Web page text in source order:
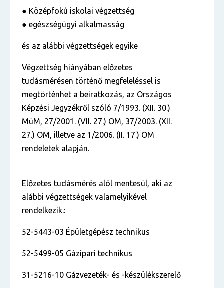
● Középfokú iskolai végzettség
● egészségügyi alkalmasság
és az alábbi végzettségek egyike
Végzettség hiányában előzetes
tudásmérésen történő megfeleléssel is
megtörténhet a beiratkozás, az Országos
Képzési Jegyzékről szóló 7/1993. (XII. 30.)
MüM, 27/2001. (VII. 27.) OM, 37/2003. (XII.
27.) OM, illetve az 1/2006. (II. 17.) OM
rendeletek alapján.
Előzetes tudásmérés alól mentesül, aki az
alábbi végzettségek valamelyikével
rendelkezik.:
52-5443-03 Épületgépész technikus
52-5499-05 Gázipari technikus
31-5216-10 Gázvezeték- és -készülékszerelő